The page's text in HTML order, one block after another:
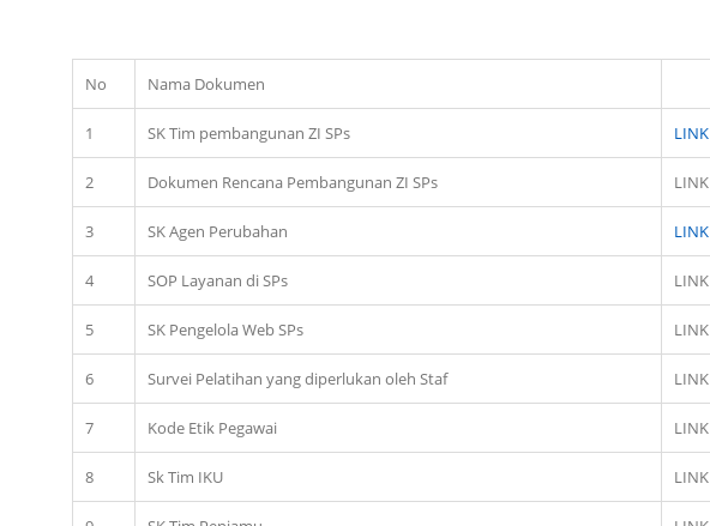
No Nama Dokumen
1 SK Tim pembangunan ZI SPs LINK
2 Dokumen Rencana Pembangunan ZI SPs LINK
3 SK Agen Perubahan LINK
4 SOP Layanan di SPs LINK
5 SK Pengelola Web SPs LINK
6 Survei Pelatihan yang diperlukan oleh Staf LINK
7 Kode Etik Pegawai LINK
8 Sk Tim IKU LINK